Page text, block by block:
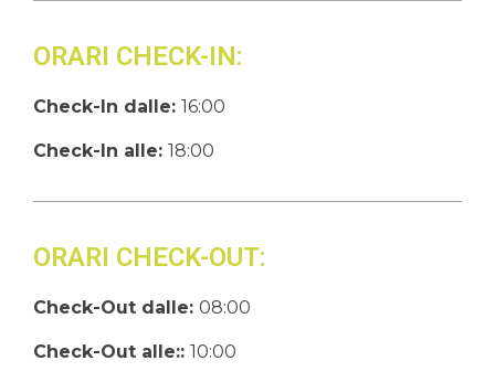
ORARI CHECK-IN:
Check-In dalle: 16:00
Check-In alle: 18:00
ORARI CHECK-OUT:
Check-Out dalle: 08:00
Check-Out alle:: 10:00